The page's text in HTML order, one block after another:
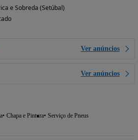
e Sobreda (Setúbal)
Ver anúncios
Ver anúncios
Chapa e Pintura Serviço de Pneus